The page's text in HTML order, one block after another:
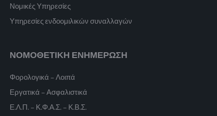
Νομικές Υπηρεσίες
Υπηρεσίες ενδοομιλικών συναλλαγών
ΝΟΜΟΘΕΤΙΚΗ ΕΝΗΜΕΡΩΣΗ
Φορολογικά – Λοιπά
Εργατικά – Ασφαλιστικά
Ε.Λ.Π. – Κ.Φ.Α.Σ. – Κ.Β.Σ.